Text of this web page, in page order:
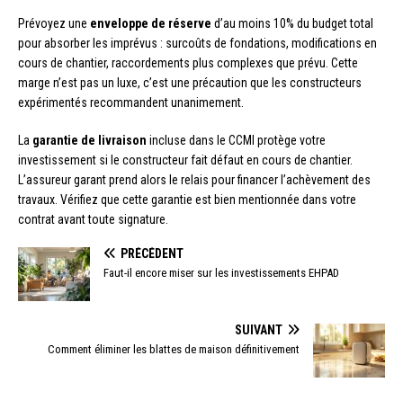
Prévoyez une enveloppe de réserve d’au moins 10% du budget total
pour absorber les imprévus : surcoûts de fondations, modifications en
cours de chantier, raccordements plus complexes que prévu. Cette
marge n’est pas un luxe, c’est une précaution que les constructeurs
expérimentés recommandent unanimement.
La garantie de livraison incluse dans le CCMI protège votre
investissement si le constructeur fait défaut en cours de chantier.
L’assureur garant prend alors le relais pour financer l’achèvement des
travaux. Vérifiez que cette garantie est bien mentionnée dans votre
contrat avant toute signature.
PRÉCÉDENT
Faut-il encore miser sur les investissements EHPAD
SUIVANT
Comment éliminer les blattes de maison définitivement